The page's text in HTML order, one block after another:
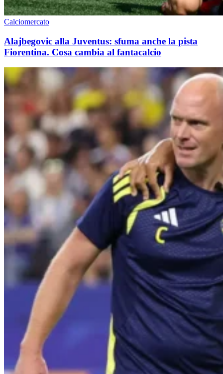
Calciomercato
Alajbegovic alla Juventus: sfuma anche la pista
Fiorentina. Cosa cambia al fantacalcio